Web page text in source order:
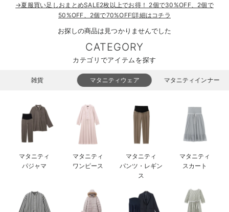
骨盤・マタニティベルト （妊娠中・産後）
産後 ガードル インナー
【アウトレット】ベビー
親子セット
快適機能ウェア特集 ボトムス
快適機能ウェア特集 パジャマ
erbaviva（エルバビーバ）
ハレの日に着るANGELIEBEのセレモニー
インナー
雑貨
MAX55%OFF ブラックフ
王道シンプル派
セットアップ派
カジュアル
フォーマル / オケー
男の子におススメの
定番ギフト
かわいくておもしろ
長く使えるアイテム
お部屋映えアイテム
カップ付きインナー
あったか度◎
→夏服買い足しおまとめSALE2枚以上でお得！ 2個で30%OFF、2個で
50%OFF、2個で70%OFF!詳細はコチラ
お探しの商品は見つかりませんでした
CATEGORY
カテゴリでアイテムを探す
雑貨 マタニティウェア マタニティインナー
マタニティ
パジャマ
マタニティ
ワンピース
マタニティ
パンツ・レギン
ス
マタニティ
スカート